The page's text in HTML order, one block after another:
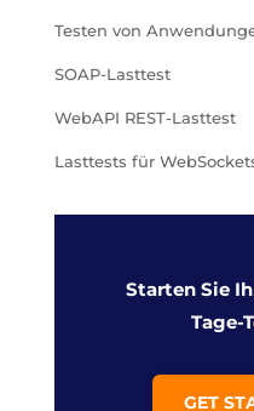
Testen von
SOAP-Lasttest
WebAPI REST-Lasttest
Lasttests für
Starten Sie
Tage-
GET